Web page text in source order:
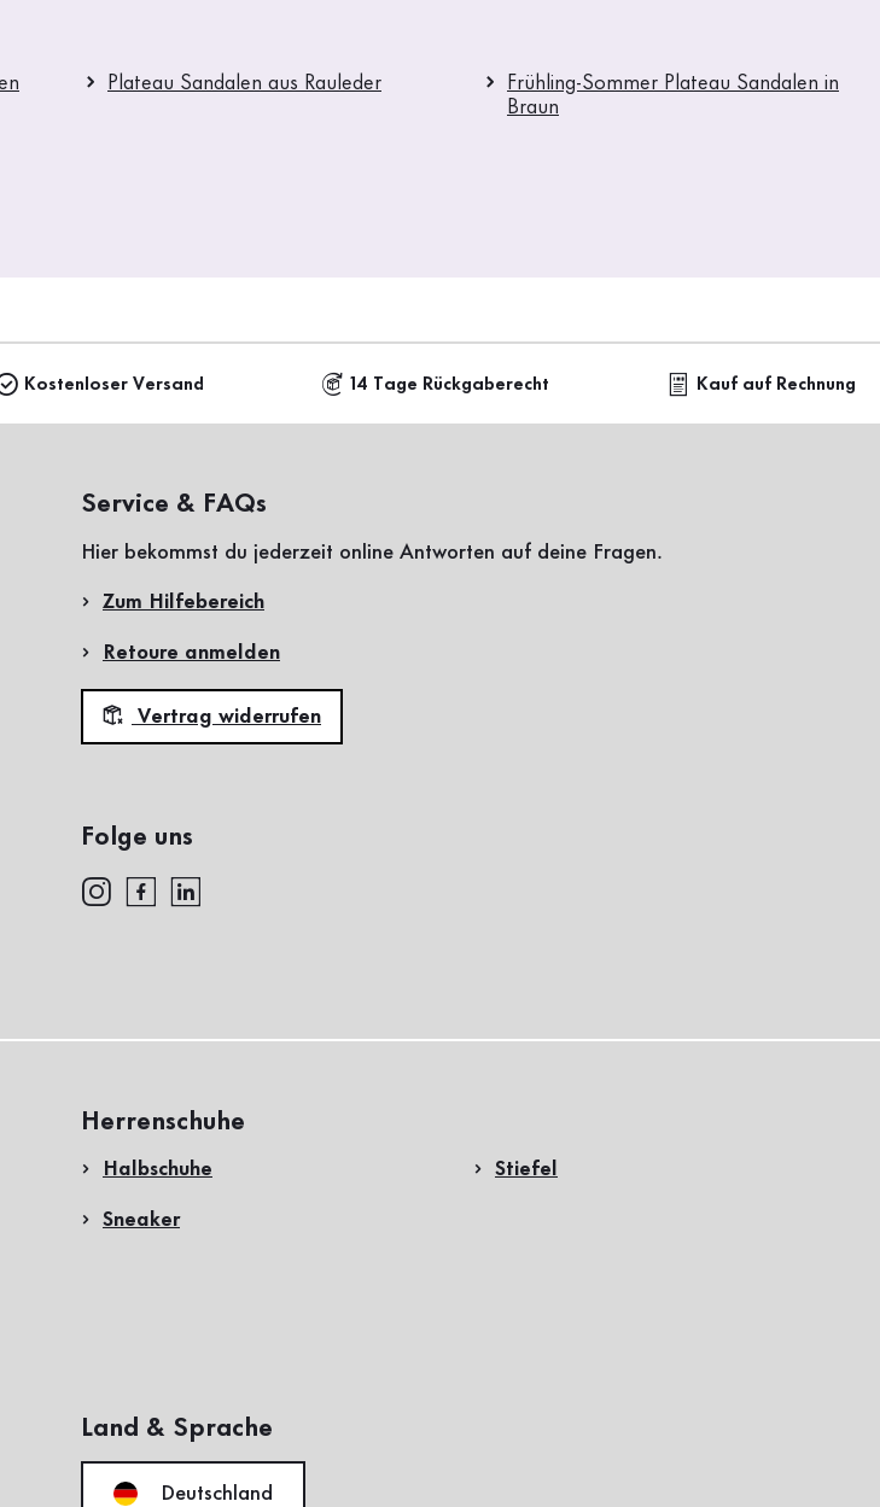
Plateau Sandalen aus Rauleder
Frühling-Sommer Plateau Sandalen in
Braun
Kostenloser Versand 14 Tage Rückgaberecht Kauf auf Rechnung
Service & FAQs
Hier bekommst du jederzeit online Antworten auf deine Fragen.
Zum Hilfebereich
Retoure anmelden
Vertrag widerrufen
Folge uns
Herrenschuhe
Halbschuhe
Sneaker
Stiefel
Land & Sprache
Deutschland